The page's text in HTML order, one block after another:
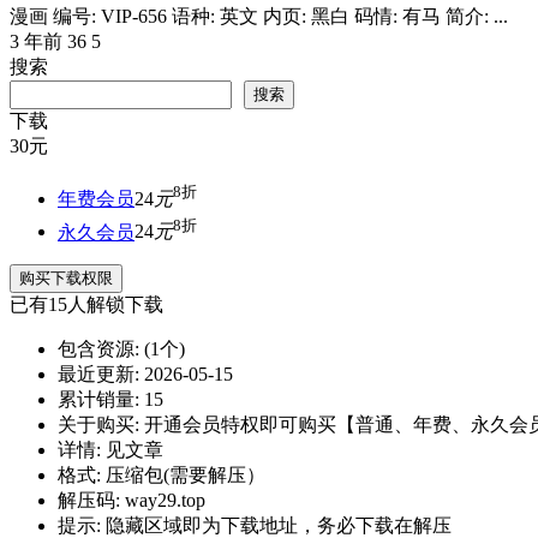
漫画 编号: VIP-656 语种: 英文 内页: 黑白 码情: 有马 简介: ...
3 年前 36 5
搜索
搜索
下载
30元
年费会员24元8折
永久会员24元8折
购买下载权限
已有15人解锁下载
包含资源: (1个)
最近更新: 2026-05-15
累计销量: 15
关于购买: 开通会员特权即可购买【普通、年费、永久会
详情: 见文章
格式: 压缩包(需要解压）
解压码: way29.top
提示: 隐藏区域即为下载地址，务必下载在解压